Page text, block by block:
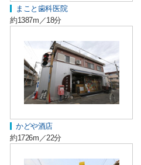
まこと歯科医院
約1387m／18分
かどや酒店
約1726m／22分